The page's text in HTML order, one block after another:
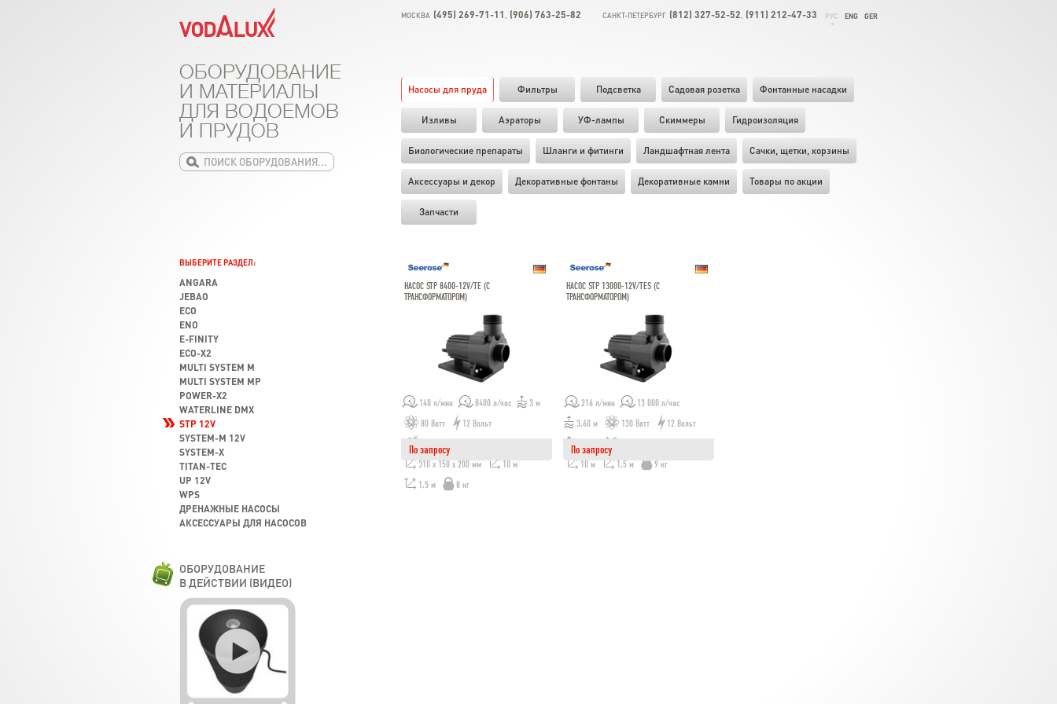
МОСКВА (495) 269-71-11 (906) 763-25-82 САНКТ-ПЕТЕРБУРГ (812) 327-52-52 (911) 212-47-33 РУС ENG GER
Насосы для пруда Фильтры Подсветка Садовая розетка Фонтанные насадки
Изливы Аэраторы УФ-лампы Скиммеры Гидроизоляция
Биологические препараты Шланги и фитинги Ландшафтная лента Cачки, щетки, корзины
Аксессуары и декор Декоративные фонтаны Декоративные камни Товары по акции
Запчасти
ОБОРУДОВАНИЕ
И МАТЕРИАЛЫ
ДЛЯ ВОДОЕМОВ
И ПРУДОВ
НАСОС STP 8400-12V/TE (С
ТРАНСФОРМАТОРОМ)
140 л/мин 8400 л/час
3 м
80 Ватт
12 Вольт
310 x 150 x 200 мм
10 м
1,5 м
8 кг
По запросу
НАСОС STP 13000-12V/TES (С
ТРАНСФОРМАТОРОМ)
216 л/мин
13 000 л/час
3,60 м
130 Ватт
12 Вольт
10 м
1,5 м 9 кг
По запросу
ВЫБЕРИТЕ РАЗДЕЛ:
ANGARA
JEBAO
ECO
ENO
E-FINITY
ECO-X2
MULTI SYSTEM M
MULTI SYSTEM MP
POWER-X2
WATERLINE DMX
STP 12V
SYSTEM-M 12V
SYSTEM-X
TITAN-TEC
UP 12V
WPS
ДРЕНАЖНЫЕ НАСОСЫ
АКСЕССУАРЫ ДЛЯ НАСОСОВ
ОБОРУДОВАНИЕ
В ДЕЙСТВИИ (ВИДЕО)